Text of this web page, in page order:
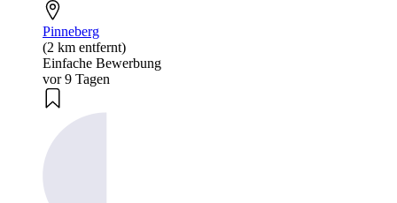
Pinneberg
(2 km entfernt)
Einfache Bewerbung
vor 9 Tagen